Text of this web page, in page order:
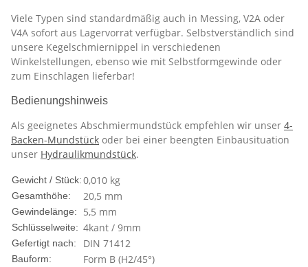
Viele Typen sind standardmäßig auch in Messing, V2A oder
V4A sofort aus Lagervorrat verfügbar. Selbstverständlich sind
unsere Kegelschmiernippel in verschiedenen
Winkelstellungen, ebenso wie mit Selbstformgewinde oder
zum Einschlagen lieferbar!
Bedienungshinweis
Als geeignetes Abschmiermundstück empfehlen wir unser 4-
Backen-Mundstück oder bei einer beengten Einbausituation
unser Hydraulikmundstück.
Gewicht / Stück:0,010 kg
Gesamthöhe: 20,5 mm
Gewindelänge: 5,5 mm
Schlüsselweite: 4kant / 9mm
Gefertigt nach: DIN 71412
Bauform: Form B (H2/45°)